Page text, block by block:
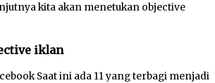
kita аkаn menetukan objective
іkӏаn
Sааt іnі ada 11 уаng terbagi menjadi